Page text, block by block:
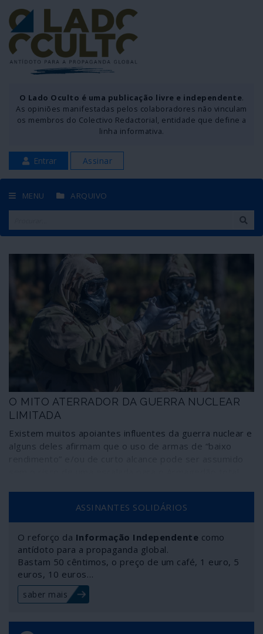
O Lado Oculto é uma publicação livre e independente.
As opiniões manifestadas pelos colaboradores não vinculam
os membros do Colectivo Redactorial, entidade que define a
linha informativa.
Entrar Assinar
MENU ARQUIVO
O MITO ATERRADOR DA GUERRA NUCLEAR
LIMITADA
Existem muitos apoiantes influentes da guerra nuclear e
alguns deles afirmam que o uso de armas de “baixo
aparentemente a sério, que poderia haver qualquer
coisa como “rebeldes moderados”.
ASSINANTES SOLIDÁRIOS
O reforço da Informação Independente como
antídoto para a propaganda global.
Bastam 50 cêntimos, o preço de um café, 1 euro, 5
euros, 10 euros…
saber mais